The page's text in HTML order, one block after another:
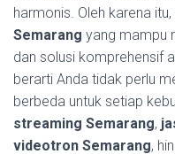
harmonis. Oleh karena
Semarang yang mampu
dan solusi komprehensif
berarti Anda tidak perlu
berbeda untuk setiap
streaming Semarang,
videotron Semarang,